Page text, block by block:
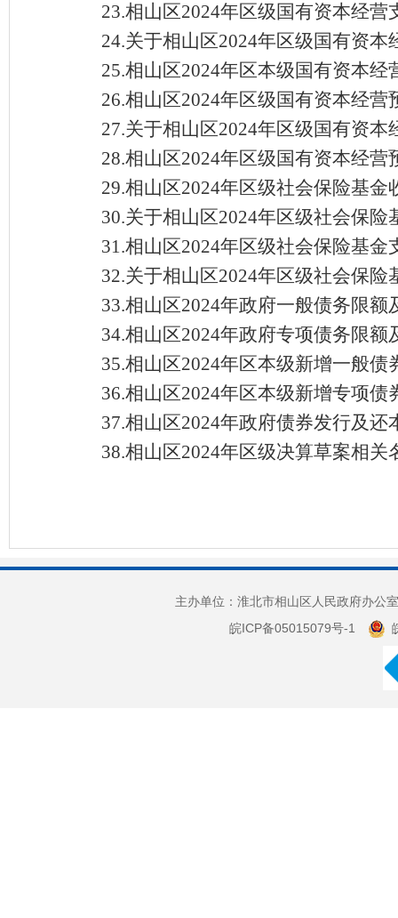
23.相山区2024年区级国有资本经营
24.关于相山区2024年区级国有资本
25.相山区2024年区本级国有资本
26.相山区2024年区级国有资本经
27.关于相山区2024年区级国有资
28.相山区2024年区级国有资本经
29.相山区2024年区级社会保险基金
30.关于相山区2024年区级社会保险
31.相山区2024年区级社会保险基金
32.关于相山区2024年区级社会保险
33.相山区2024年政府一般债务限额
34.相山区2024年政府专项债务限额
35.相山区2024年区本级新增一般债
36.相山区2024年区本级新增专项债
37.相山区2024年政府债券发行及还
38.相山区2024年区级决算草案相关
主办单位：淮北市相山区人民政府办
皖ICP备05015079号-1